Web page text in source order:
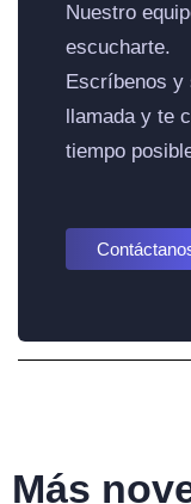
Nuestro
escucharte.
Escríbenos y
llamada y te
tiempo
Más